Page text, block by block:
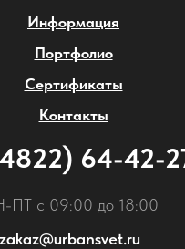
Информация
Портфолио
Сертификаты
Контакты
ПТ с 09:00 до 18:00
64-42-
zakaz@urbansvet.ru